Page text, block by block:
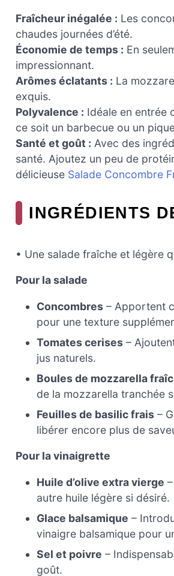
Fraîcheur inégalée : Les
chaudes journées d’été.
Économie de temps : En
impressionnant.
Arômes éclatants : La
exquis.
Polyvalence : Idéale en entrée
ce soit un barbecue ou un
Santé et goût : Avec des
santé. Ajoutez un peu de
délicieuse Salade Concombre
INGRÉDIENTS
• Une salade fraîche et légère
Pour la salade
Concombres – Apportent
pour une texture
Tomates cerises –
jus naturels.
Boules de mozzarella
de la mozzarella tranchée
Feuilles de basilic frais –
libérer encore plus de
Pour la vinaigrette
Huile d’olive extra vierge
autre huile légère si désiré.
Glace balsamique –
vinaigre balsamique pour
Sel et poivre –
goût.